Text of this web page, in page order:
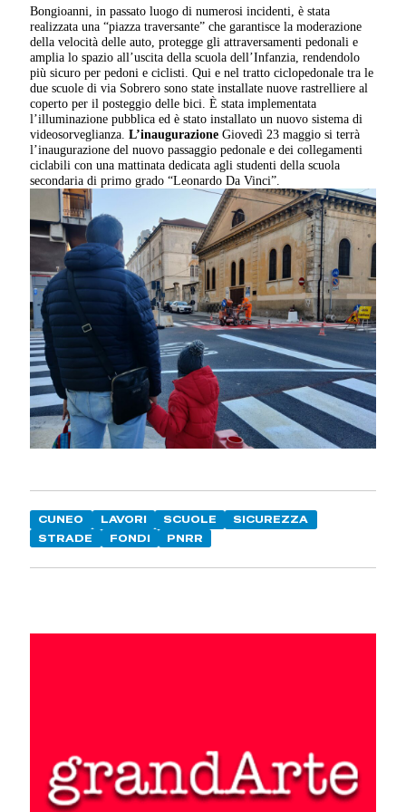
Bongioanni, in passato luogo di numerosi incidenti, è stata
realizzata una “piazza traversante” che garantisce la moderazione
della velocità delle auto, protegge gli attraversamenti pedonali e
amplia lo spazio all’uscita della scuola dell’Infanzia, rendendolo
più sicuro per pedoni e ciclisti. Qui e nel tratto ciclopedonale tra le
due scuole di via Sobrero sono state installate nuove rastrelliere al
coperto per il posteggio delle bici. È stata implementata
l’illuminazione pubblica ed è stato installato un nuovo sistema di
videosorveglianza.L’inaugurazioneGiovedì 23 maggio si terrà
l’inaugurazione del nuovo passaggio pedonale e dei collegamenti
ciclabili con una mattinata dedicata agli studenti della scuola
secondaria di primo grado “Leonardo Da Vinci”.
CUNEO LAVORI SCUOLE
SICUREZZA
STRADE
FONDI PNRR